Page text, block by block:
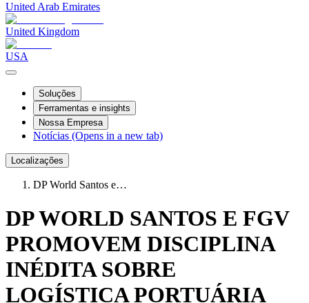
United Arab Emirates
United Kingdom
USA
Soluções
Ferramentas e insights
Nossa Empresa
Notícias (Opens in a new tab)
Localizações
DP World Santos e…
DP WORLD SANTOS E FGV
PROMOVEM DISCIPLINA
INÉDITA SOBRE
LOGÍSTICA PORTUÁRIA